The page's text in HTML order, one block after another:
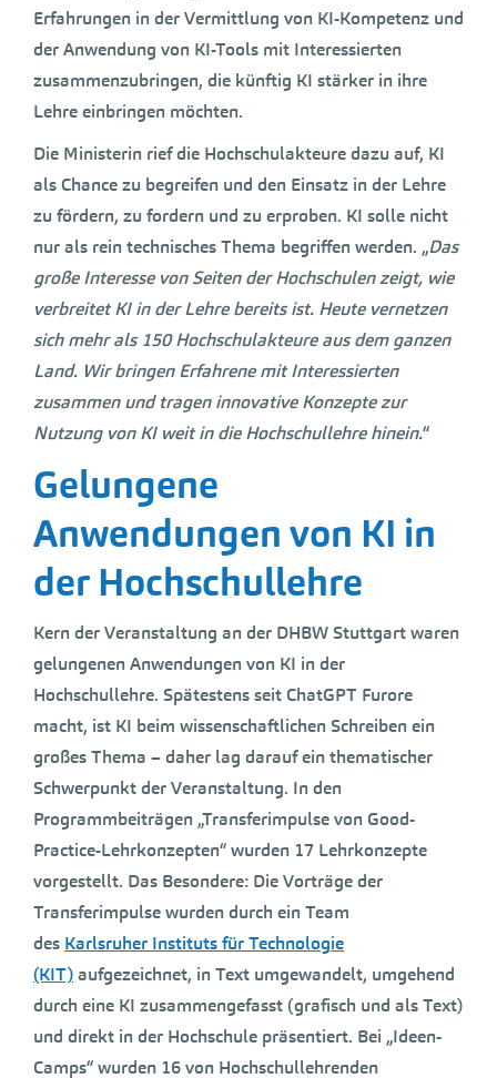
Erfahrungen in der Vermittlung von KI-Kompetenz und
der Anwendung von KI-Tools mit Interessierten
zusammenzubringen, die künftig KI stärker in ihre
Lehre einbringen möchten.
Die Ministerin rief die Hochschulakteure dazu auf, KI
als Chance zu begreifen und den Einsatz in der Lehre
zu fördern, zu fordern und zu erproben. KI solle nicht
nur als rein technisches Thema begriffen werden. „Das
große Interesse von Seiten der Hochschulen zeigt, wie
verbreitet KI in der Lehre bereits ist. Heute vernetzen
sich mehr als 150 Hochschulakteure aus dem ganzen
Land. Wir bringen Erfahrene mit Interessierten
zusammen und tragen innovative Konzepte zur
Nutzung von KI weit in die Hochschullehre hinein.“
Gelungene
Anwendungen von KI in
der Hochschullehre
Kern der Veranstaltung an der DHBW Stuttgart waren
gelungenen Anwendungen von KI in der
Hochschullehre. Spätestens seit ChatGPT Furore
macht, ist KI beim wissenschaftlichen Schreiben ein
großes Thema – daher lag darauf ein thematischer
Schwerpunkt der Veranstaltung. In den
Programmbeiträgen „Transferimpulse von Good-
Practice-Lehrkonzepten“ wurden 17 Lehrkonzepte
vorgestellt. Das Besondere: Die Vorträge der
Transferimpulse wurden durch ein Team
des Karlsruher Instituts für Technologie
(KIT)aufgezeichnet, in Text umgewandelt, umgehend
durch eine KI zusammengefasst (grafisch und als Text)
und direkt in der Hochschule präsentiert. Bei „Ideen-
Camps“ wurden 16 von Hochschullehrenden